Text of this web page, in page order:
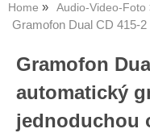
Home Audio-Video-Foto
Gramofon Dual CD 415-2
Gramofon
automatický
jednoduchou